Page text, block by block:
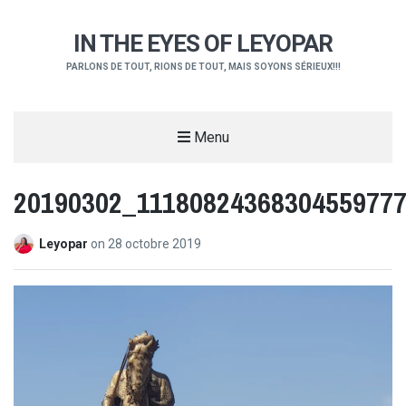
IN THE EYES OF LEYOPAR
PARLONS DE TOUT, RIONS DE TOUT, MAIS SOYONS SÉRIEUX!!!
Menu
Leyopar on 28 octobre 2019